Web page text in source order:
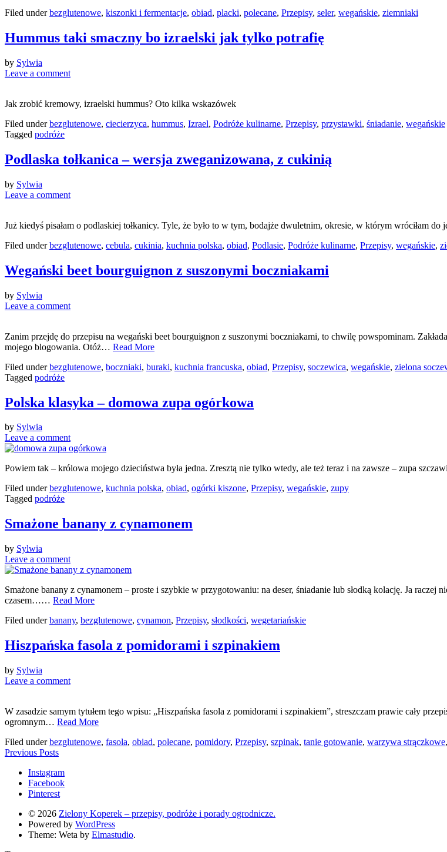
Filed underbezglutenowe, kiszonki i fermentacje, obiad, placki, polecane, Przepisy, seler, wegańskie, ziemniaki
Hummus taki smaczny bo izraelski jak tylko potrafię
by Sylwia
Leave a comment
Jak zrobić kremowy, izraelski hummus? Oto kilka wskazówek
Filed underbezglutenowe, ciecierzyca, hummus, Izrael, Podróże kulinarne, Przepisy, przystawki, śniadanie, wegańskie
Tagged podróże
Podlaska tołkanica – wersja zweganizowana, z cukinią
by Sylwia
Leave a comment
Już kiedyś pisałam o podlaskiej tołkanicy. Tyle, że było to w tym, bodajże dwuletnim, okresie, w którym wróciłam
Filed underbezglutenowe, cebula, cukinia, kuchnia polska, obiad, Podlasie, Podróże kulinarne, Przepisy, wegańskie,
Wegański beet bourguignon z suszonymi boczniakami
by Sylwia
Leave a comment
Zanim przejdę do przepisu na wegański beet bourguignon z suszonymi boczniakami, to chwilę powspominam.
mojego blogowania. Otóż… Read More
Filed underbezglutenowe, boczniaki, buraki, kuchnia francuska, obiad, Przepisy, soczewica, wegańskie, zielona
Tagged podróże
Polska klasyka – domowa zupa ogórkowa
by Sylwia
Leave a comment
Powiem tak – królowa mojego dzieciństwa była jedna. Zresztą nie tylko wtedy, ale też teraz i na zawsze – zupa
Filed underbezglutenowe, kuchnia polska, obiad, ogórki kiszone, Przepisy, wegańskie, zupy
Tagged podróże
Smażone banany z cynamonem
by Sylwia
Leave a comment
Smażone banany z cynamonem – proste i szybkie w przygotowaniu: na deser, śniadanie lub słodką kolację. Ja
czasem…… Read More
Filed underbanany, bezglutenowe, cynamon, Przepisy, słodkości, wegetariańskie
Hiszpańska fasola z pomidorami i szpinakiem
by Sylwia
Leave a comment
W zasadzie samym tytułem tego wpisu: „Hiszpańska fasola z pomidorami i szpinakiem”, streszczam prawie cały
ogromnym… Read More
Filed underbezglutenowe, fasola, obiad, polecane, pomidory, Przepisy, szpinak, tanie gotowanie, warzywa strączkowe,
Previous Posts
Instagram
Facebook
Pinterest
© 2026 Zielony Koperek – przepisy, podróże i porady ogrodnicze.
Powered by WordPress
Theme: Weta by Elmastudio.